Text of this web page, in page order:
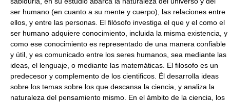
ser humano (en cuanto a su mente y cuerpo), las relaciones entre
ellos, y entre las personas. El filósofo investiga el que y el como el
ser humano adquiere conocimiento, incluida la misma existencia, y
como ese conocimiento es representado de una manera confiable
y útil, y es comunicado entre los seres humanos, sea mediante las
ideas, el lenguaje, o mediante las matemáticas. El filosofo es un
predecesor y complemento de los cientificos. Él desarrolla ideas
sobre los temas sobre los que descansa la ciencia, y analiza la
naturaleza del pensamiento mismo. En el ámbito de la ciencia, los